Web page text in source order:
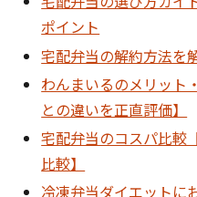
ポイント
宅配弁当の解約方法を
わんまいるのメリット
との違いを正直評価】
宅配弁当のコスパ比較
比較】
冷凍弁当ダイエットに